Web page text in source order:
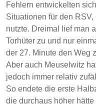
Fehlern entwickelten
Situationen für den
nutzte. Dreimal lief man
Torhüter zu und nur
der 27. Minute den Weg
Aber auch Meuselwitz
jedoch immer relativ
So endete die erste
die durchaus höher